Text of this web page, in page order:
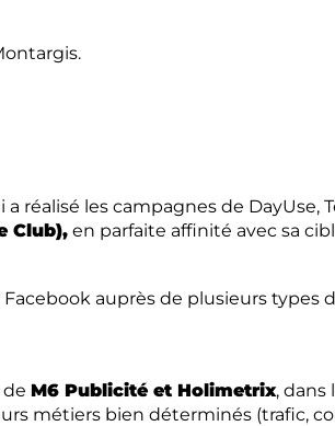
a réalisé les campagnes de DayUse,
Club), en parfaite affinité avec sa
auprès de plusieurs
de M6 Publicité et Holimetrix, dans
métiers bien déterminés (trafic,